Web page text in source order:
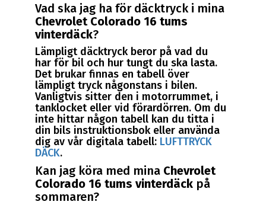
Vad ska jag ha för däcktryck i mina
Chevrolet Colorado 16 tums
vinterdäck?
Lämpligt däcktryck beror på vad du
har för bil och hur tungt du ska lasta.
Det brukar finnas en tabell över
lämpligt tryck någonstans i bilen.
Vanligtvis sitter den i motorrummet, i
tanklocket eller vid förardörren. Om du
inte hittar någon tabell kan du titta i
din bils instruktionsbok eller använda
dig av vår digitala tabell: LUFTTRYCK
DÄCK.
Kan jag köra med mina Chevrolet
Colorado 16 tums vinterdäckpå
sommaren?